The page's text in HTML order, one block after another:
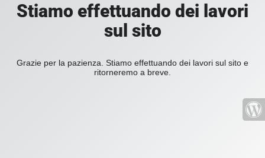
Stiamo effettuando dei lavori
sul sito
Grazie per la pazienza. Stiamo effettuando dei lavori sul sito e
ritorneremo a breve.